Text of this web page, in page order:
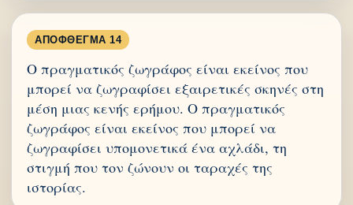
ΑΠΌΦΘΕΓΜΑ 14
Ο πραγματικός ζωγράφος είναι εκείνος που
μπορεί να ζωγραφίσει εξαιρετικές σκηνές στη
μέση μιας κενής ερήμου. Ο πραγματικός
ζωγράφος είναι εκείνος που μπορεί να
ζωγραφίσει υπομονετικά ένα αχλάδι, τη
στιγμή που τον ζώνουν οι ταραχές της
ιστορίας.